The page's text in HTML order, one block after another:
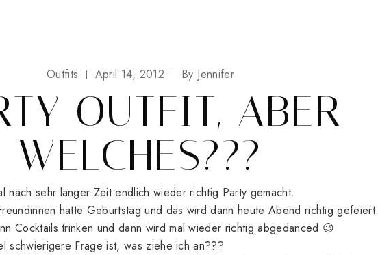
Outfits April 14, 2012 By Jennifer
OUTFIT, ABER
WELCHES???
nach sehr langer Zeit endlich wieder richtig Party gemacht.
hatte Geburtstag und das wird dann heute Abend richtig gefeiert.
Cocktails trinken und dann wird mal wieder richtig abgedanced 😉
schwierigere Frage ist, was ziehe ich an???